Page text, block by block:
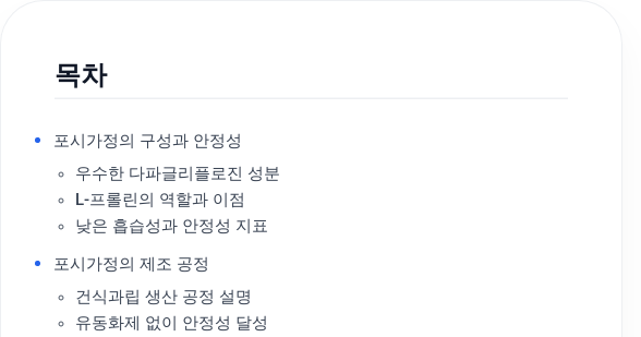
목차
포시가정의 구성과 안정성
우수한 다파글리플로진 성분
L-프롤린의 역할과 이점
낮은 흡습성과 안정성 지표
포시가정의 제조 공정
건식과립 생산 공정 설명
유동화제 없이 안정성 달성